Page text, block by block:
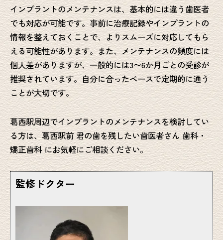
インプラントのメンテナンスは、基本的には違う歯医者
でも対応が可能です。事前に治療記録やインプラントの
情報を整えておくことで、よりスムーズに対応してもら
える可能性があります。また、メンテナンスの頻度には
個人差がありますが、一般的には3〜6か月ごとの受診が
推奨されています。自分に合ったペースで定期的に通う
ことが大切です。
葛西駅周辺でインプラントのメンテナンスを検討してい
る方は、葛西駅前 君の歯を残したい歯医者さん 歯科・
矯正歯科 にお気軽にご相談ください。
監修ドクター